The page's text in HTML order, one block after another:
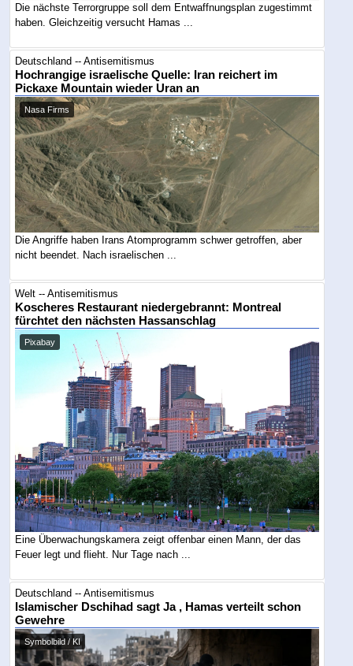
Die nächste Terrorgruppe soll dem Entwaffnungsplan zugestimmt
haben. Gleichzeitig versucht Hamas ...
Deutschland -- Antisemitismus
Hochrangige israelische Quelle: Iran reichert im
Pickaxe Mountain wieder Uran an
Nasa Firms
Die Angriffe haben Irans Atomprogramm schwer getroffen, aber
nicht beendet. Nach israelischen ...
Welt -- Antisemitismus
Koscheres Restaurant niedergebrannt: Montreal
fürchtet den nächsten Hassanschlag
Pixabay
Eine Überwachungskamera zeigt offenbar einen Mann, der das
Feuer legt und flieht. Nur Tage nach ...
Deutschland -- Antisemitismus
Islamischer Dschihad sagt Ja , Hamas verteilt schon
Gewehre
Symbolbild / KI